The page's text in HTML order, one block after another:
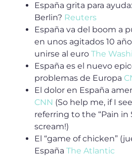
España grita para
Berlin? Reuters
España va del boom a
en unos agitados 10
unirse al euro The
España es el nuevo
problemas de Europa
El dolor en España
CNN (So help me, if I
referring to the “Pain in
scream!)
El “game of chicken”
España The Atlantic